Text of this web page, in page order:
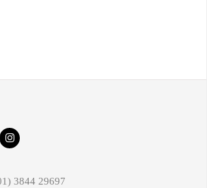
3844 29697